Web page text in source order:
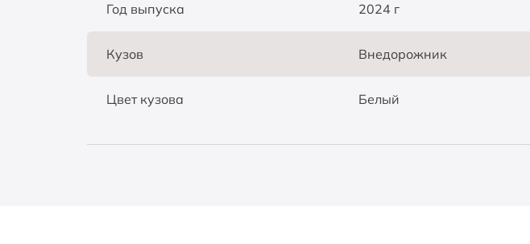
Год выпуска 2024 г
Кузов Внедорожник
Цвет кузова Белый